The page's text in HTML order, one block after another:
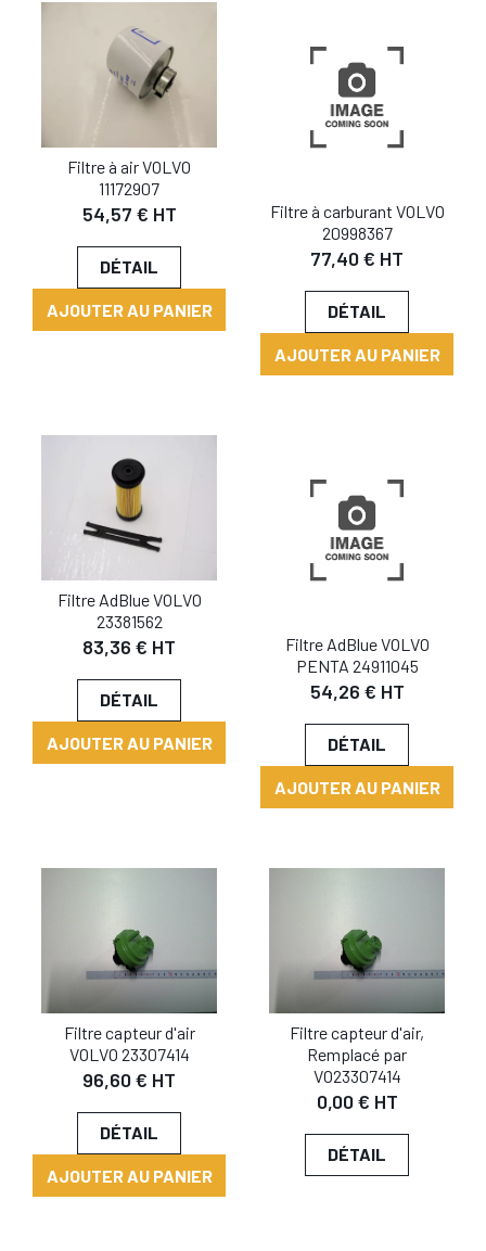
Filtre à air VOLVO
11172907
54,57 € HT
DÉTAIL
AJOUTER AU PANIER
Filtre à carburant VOLVO
20998367
77,40 € HT
DÉTAIL
AJOUTER AU PANIER
Filtre AdBlue VOLVO
23381562
83,36 € HT
DÉTAIL
AJOUTER AU PANIER
Filtre AdBlue VOLVO
PENTA 24911045
54,26 € HT
DÉTAIL
AJOUTER AU PANIER
Filtre capteur d'air
VOLVO 23307414
96,60 € HT
DÉTAIL
AJOUTER AU PANIER
Filtre capteur d'air,
Remplacé par
VO23307414
0,00 € HT
DÉTAIL